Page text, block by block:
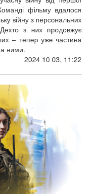
фільму вдалося
війну з персональних
Дехто з них продовжує
– тепер уже частина
ними.
2024 10 03, 11:22